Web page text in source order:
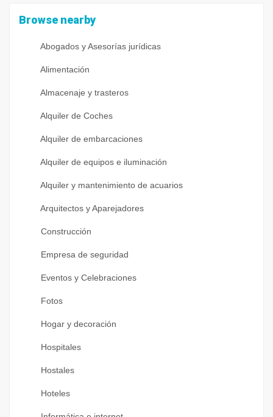
Browse nearby
Abogados y Asesorías jurídicas
Alimentación
Almacenaje y trasteros
Alquiler de Coches
Alquiler de embarcaciones
Alquiler de equipos e iluminación
Alquiler y mantenimiento de acuarios
Arquitectos y Aparejadores
Construcción
Empresa de seguridad
Eventos y Celebraciones
Fotos
Hogar y decoración
Hospitales
Hostales
Hoteles